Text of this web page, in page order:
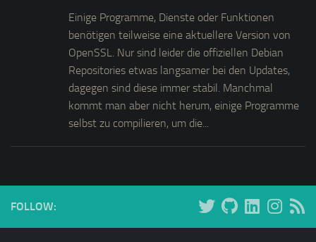
Einige Programme, Dienste oder Funktionen
benötigen teilweise eine aktuellere Version von
OpenSSL. Nur sind leider die offiziellen Debian
Repositories etwas langsamer bei den Updates,
dagegen sind diese immer stabil. Manchmal
kommt man aber nicht herum, einige Programme
selbst zu compilieren, um die...
FOLLOW: